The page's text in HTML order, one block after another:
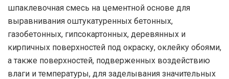
шпаклевочная смесь на цементной основе для
выравнивания оштукатуренных бетонных,
газобетонных, гипсокартонных, деревянных и
кирпичных поверхностей под окраску, оклейку обоями,
а также поверхностей, подверженных воздействию
влаги и температуры, для заделывания значительных